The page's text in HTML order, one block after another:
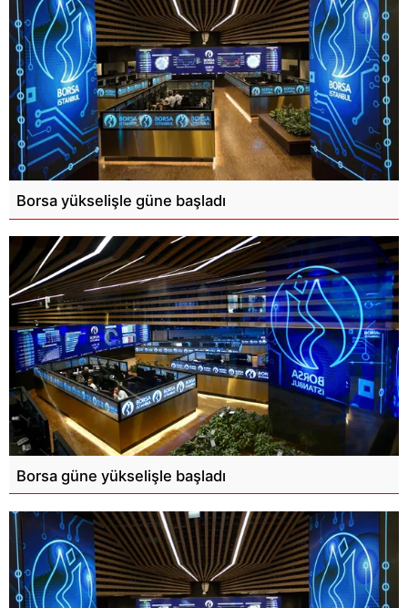
Borsa yükselişle güne başladı
Borsa güne yükselişle başladı